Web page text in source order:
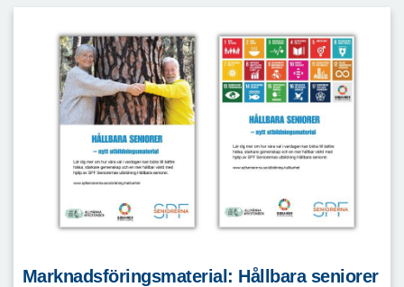
Marknadsföringsmaterial: Hållbara seniorer